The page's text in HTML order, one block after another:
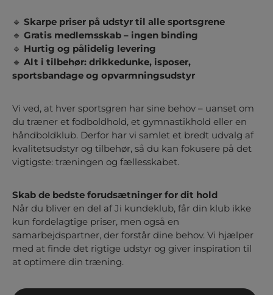
🔹 Skarpe priser på udstyr til alle sportsgrene
🔹 Gratis medlemsskab – ingen binding
🔹 Hurtig og pålidelig levering
🔹 Alt i tilbehør: drikkedunke, isposer,
sportsbandage og opvarmningsudstyr
Vi ved, at hver sportsgren har sine behov – uanset om
du træner et fodboldhold, et gymnastikhold eller en
håndboldklub. Derfor har vi samlet et bredt udvalg af
kvalitetsudstyr og tilbehør, så du kan fokusere på det
vigtigste: træningen og fællesskabet.
Skab de bedste forudsætninger for dit hold
Når du bliver en del afJi kundeklub, får din klub ikke
kun fordelagtige priser, men også en
samarbejdspartner, der forstår dine behov. Vi hjælper
med at finde det rigtige udstyr og giver inspiration til
at optimere din træning.